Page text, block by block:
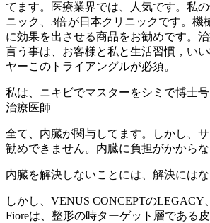
てます。医療業界では、人気です。私
ニック、3倍が日本クリニックです。機
に効果を出させる商品をお勧めです。
言う事は、お客様と私と生活習慣，い
ヤーこのトライアングルが必須。
私は、ニキビでマスターをシミで博士
治療医師
全て、内臓が関与してます。しかし、
勧めできません。内臓に負担がかからな
内臓を解決しないことには、解決にはな
しかし、VENUS CONCEPTのLEGACY
Fioreは、整形の時ターゲット層である